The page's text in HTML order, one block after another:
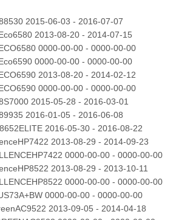
2015-06-03 - 2016-07-07
2013-08-20 - 2014-07-15
0000-00-00 - 0000-00-00
0000-00-00 - 0000-00-00
2013-08-20 - 2014-02-12
0000-00-00 - 0000-00-00
2015-05-28 - 2016-03-01
2016-01-05 - 2016-06-08
2016-05-30 - 2016-08-22
2013-08-29 - 2014-09-23
0000-00-00 - 0000-00-00
2013-08-29 - 2013-10-11
0000-00-00 - 0000-00-00
0000-00-00 - 0000-00-00
2013-09-05 - 2014-04-18